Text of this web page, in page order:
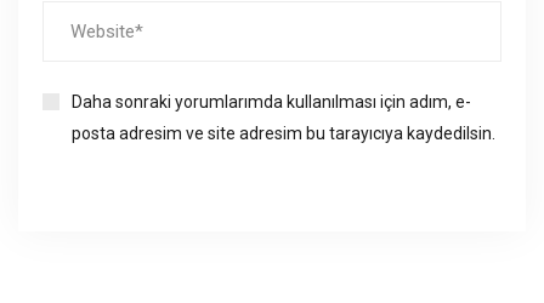
Daha sonraki yorumlarımda kullanılması için adım, e-
posta adresim ve site adresim bu tarayıcıya kaydedilsin.